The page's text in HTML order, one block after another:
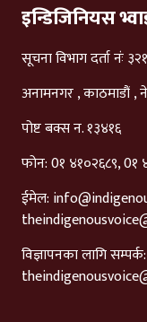
इन्डिजिनियस
सूचना विभाग दर्ता नंः
अनामनगर , काठमाडौं ,
पोष्ट बक्स न. १३४१६
फोन: 0१ ४१०२६८९, 0१
ईमेल:
विज्ञापनका लागि सम्पर्क: